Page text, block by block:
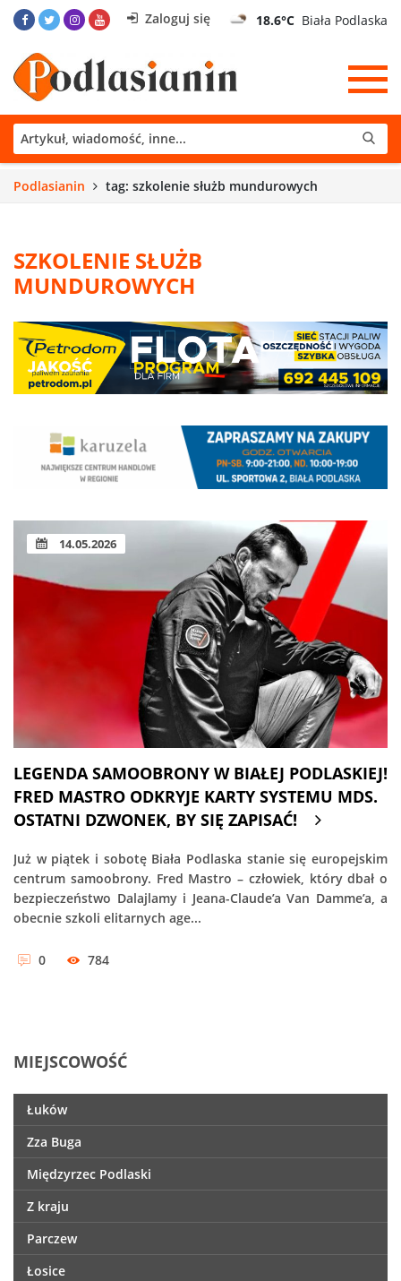
Zaloguj się 18.6°C Biała Podlaska
Podlasianin tag: szkolenie służb mundurowych
SZKOLENIE SŁUŻB
MUNDUROWYCH
14.05.2026
LEGENDA SAMOOBRONY W BIAŁEJ PODLASKIEJ!
FRED MASTRO ODKRYJE KARTY SYSTEMU MDS.
OSTATNI DZWONEK, BY SIĘ ZAPISAĆ!
Już w piątek i sobotę Biała Podlaska stanie się europejskim
centrum samoobrony. Fred Mastro – człowiek, który dbał o
bezpieczeństwo Dalajlamy i Jeana-Claude’a Van Damme’a, a
obecnie szkoli elitarnych age...
0 784
MIEJSCOWOŚĆ
Łuków
Zza Buga
Międzyrzec Podlaski
Z kraju
Parczew
Łosice